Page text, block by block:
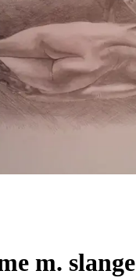
m. slange